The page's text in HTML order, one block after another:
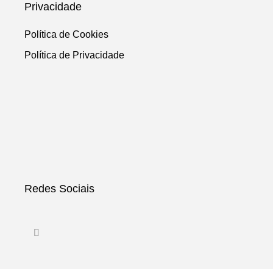
Privacidade
Política de Cookies
Política de Privacidade
Redes Sociais